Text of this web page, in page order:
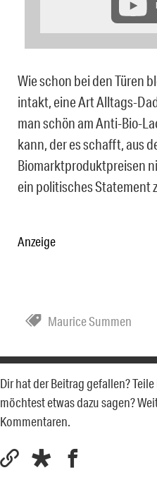
Wie schon bei den Türen
intakt, eine Art Alltags-
man schön am Anti-Bio-
kann, der es schafft, aus
Biomarktproduktpreisen
ein politisches Statement
Anzeige
Maurice Summen
Dir hat der Beitrag gefallen?
möchtest etwas dazu sagen?
Kommentaren.